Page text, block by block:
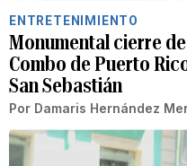
ENTRETENIMIENTO
Monumental cierre
Combo de Puerto
San Sebastián
Por Damaris Hernández